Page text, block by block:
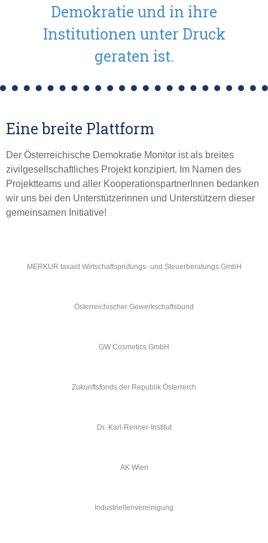
Demokratie und in ihre
Institutionen unter Druck
geraten ist.
Eine breite Plattform
Der Österreichische Demokratie Monitor ist als breites
zivilgesellschaftliches Projekt konzipiert. Im Namen des
Projektteams und aller KooperationspartnerInnen bedanken
wir uns bei den Unterstützerinnen und Unterstützern dieser
gemeinsamen Initiative!
MERKUR taxaid Wirtschaftsprüfungs- und Steuerberatungs GmbH
Österreichischer Gewerkschaftsbund
GW Cosmetics GmbH
Zukunftsfonds der Republik Österreich
Dr.-Karl-Renner-Institut
AK Wien
Industriellenvereinigung